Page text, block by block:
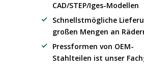
CAD/STEP/Iges-Modellen
Schnellstmögliche
großen Mengen an
Pressformen von OEM-
Stahlteilen ist unser